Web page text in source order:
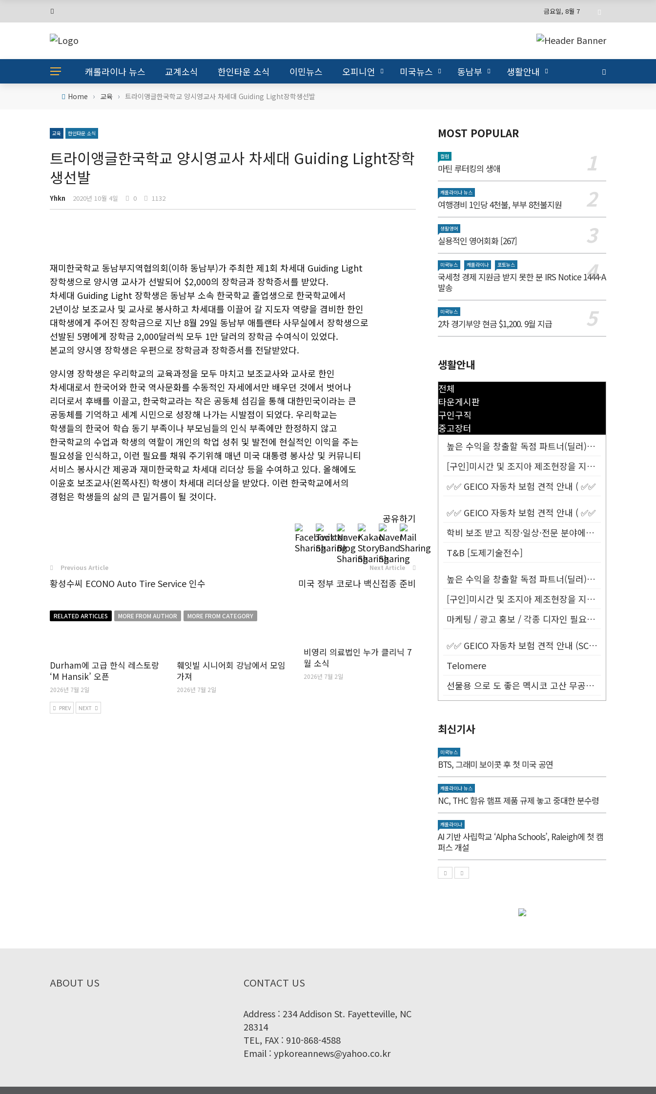
금요일, 8월 7
캐롤라이나 뉴스 교계소식 한인타운 소식 이민뉴스 오피니언 미국뉴스 동남부 생활안내
Home › 교육 › 트라이앵글한국학교 양시영교사 차세대 Guiding Light장학생선발
교육 한인타운 소식
트라이앵글한국학교 양시영교사 차세대 Guiding Light장학
생선발
Yhkn 2020년 10월 4일 0 1132
재미한국학교 동남부지역협의회(이하 동남부)가 주최한 제1회 차세대 Guiding Light
장학생으로 양시영 교사가 선발되어 $2,000의 장학금과 장학증서를 받았다.
차세대 Guiding Light 장학생은 동남부 소속 한국학교 졸업생으로 한국학교에서
2년이상 보조교사 및 교사로 봉사하고 차세대를 이끌어 갈 지도자 역량을 겸비한 한인
대학생에게 주어진 장학금으로 지난 8월 29일 동남부 애틀랜타 사무실에서 장학생으로
선발된 5명에게 장학금 2,000달러씩 모두 1만 달러의 장학금 수여식이 있었다.
본교의 양시영 장학생은 우편으로 장학금과 장학증서를 전달받았다.
양시영 장학생은 우리학교의 교육과정을 모두 마치고 보조교사와 교사로 한인
차세대로서 한국어와 한국 역사문화를 수동적인 자세에서만 배우던 것에서 벗어나
리더로서 후배를 이끌고, 한국학교라는 작은 공동체 섬김을 통해 대한민국이라는 큰
공동체를 기억하고 세계 시민으로 성장해 나가는 시발점이 되었다. 우리학교는
학생들의 한국어 학습 동기 부족이나 부모님들의 인식 부족에만 한정하지 않고
한국학교의 수업과 학생의 역할이 개인의 학업 성취 및 발전에 현실적인 이익을 주는
필요성을 인식하고, 이런 필요를 채워 주기위해 매년 미국 대통령 봉사상 및 커뮤니티
서비스 봉사시간 제공과 재미한국학교 차세대 리더상 등을 수여하고 있다. 올해에도
이윤호 보조교사(왼쪽사진) 학생이 차세대 리더상을 받았다. 이런 한국학교에서의
경험은 학생들의 삶의 큰 밑거름이 될 것이다.
공유하기
Previous Article
황성수씨 ECONO Auto Tire Service 인수
Next Article
미국 정부 코로나 백신접종 준비
RELATED ARTICLES MORE FROM AUTHOR MORE FROM CATEGORY
Durham에 고급 한식 레스토랑
‘M Hansik’ 오픈
2026년 7월 2일
훼잇빌 시니어회 강남에서 모임
가져
2026년 7월 2일
비영리 의료법인 누가 클리닉 7
월 소식
2026년 7월 2일
PREV NEXT
MOST POPULAR
컬럼
마틴 루터킹의 생애
캐롤라이나 뉴스
여행경비 1인당 4천불, 부부 8천불지원
생활영어
실용적인 영어회화 [267]
미국뉴스 캐롤라이나 포토뉴스
국세청 경제 지원금 받지 못한 분 IRS Notice 1444-A
발송
미국뉴스
2차 경기부양 현금 $1,200. 9월 지급
생활안내
전체
타운게시판
구인구직
중고장터
높은 수익을 창출할 독점 파트너(딜러)를 모십니다.
[구인]미시간 및 조지아 제조현장을 지원할 Customer Service...
✅✅ GEICO 자동차 보험 견적 안내 ( ✅✅
✅✅ GEICO 자동차 보험 견적 안내 ( ✅✅
학비 보조 받고 직장·일상·전문 분야에서 바로 사용할 수 있는 영어 배우...
T&B [도제기술전수]
높은 수익을 창출할 독점 파트너(딜러)를 모십니다.
[구인]미시간 및 조지아 제조현장을 지원할 Customer Service...
마케팅 / 광고 홍보 / 각종 디자인 필요하신 분!
✅✅ GEICO 자동차 보험 견적 안내 (SC Only) ✅✅
Telomere
선물용 으로 도 좋은 멕시코 고산 무공해 태양초 고추가루!
최신기사
미국뉴스
BTS, 그래미 보이콧 후 첫 미국 공연
캐롤라이나 뉴스
NC, THC 함유 햄프 제품 규제 놓고 중대한 분수령
캐롤라이나
AI 기반 사립학교 ‘Alpha Schools’, Raleigh에 첫 캠
퍼스 개설
ABOUT US CONTACT US
Address : 234 Addison St. Fayetteville, NC
28314
TEL, FAX : 910-868-4588
Email : ypkoreannews@yahoo.co.kr